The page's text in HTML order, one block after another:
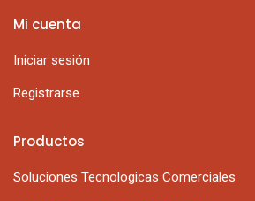
Productos
Soluciones Tecnologicas Comerciales
Mi cuenta
Iniciar sesión
Registrarse